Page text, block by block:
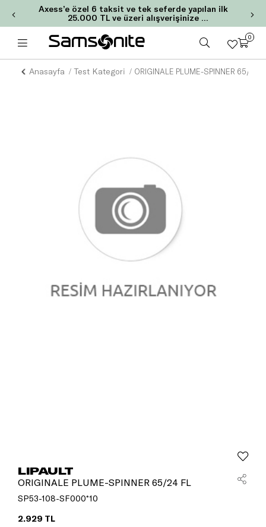
Axess’e özel 6 taksit ve tek seferde yapılan ilk
25.000 TL ve üzeri alışverişinize
2.000 TL Chip-Para!
0
Anasayfa Test Kategori ORIGINALE PLUME-SPINNER 65/24
LIPAULT
ORIGINALE PLUME-SPINNER 65/24 FL
SP53-108-SF000*10
2.929 TL